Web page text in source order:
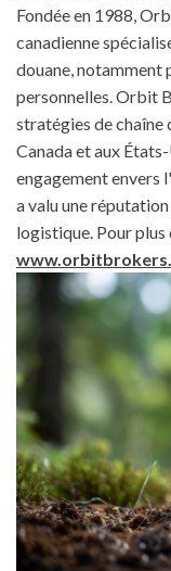
Fondée en 1988,
canadienne
douane, notamment
personnelles. Orbit
stratégies de chaîne
Canada et aux
engagement envers
a valu une
logistique. Pour